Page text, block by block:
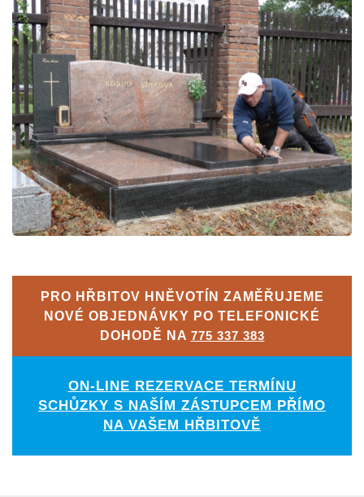
PRO HŘBITOV HNĚVOTÍN ZAMĚŘUJEME
NOVÉ OBJEDNÁVKY PO TELEFONICKÉ
DOHODĚ NA 775 337 383
ON-LINE REZERVACE TERMÍNU
SCHŮZKY S NAŠÍM ZÁSTUPCEM PŘÍMO
NA VAŠEM HŘBITOVĚ